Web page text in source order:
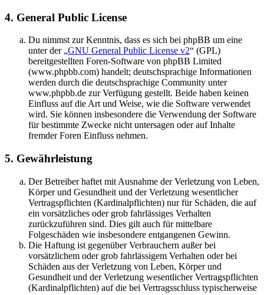
4. General Public License
Du nimmst zur Kenntnis, dass es sich bei phpBB um eine
unter der „GNU General Public License v2“ (GPL)
bereitgestellten Foren-Software von phpBB Limited
(www.phpbb.com) handelt; deutschsprachige Informationen
werden durch die deutschsprachige Community unter
www.phpbb.de zur Verfügung gestellt. Beide haben keinen
Einfluss auf die Art und Weise, wie die Software verwendet
wird. Sie können insbesondere die Verwendung der Software
für bestimmte Zwecke nicht untersagen oder auf Inhalte
fremder Foren Einfluss nehmen.
5. Gewährleistung
Der Betreiber haftet mit Ausnahme der Verletzung von Leben,
Körper und Gesundheit und der Verletzung wesentlicher
Vertragspflichten (Kardinalpflichten) nur für Schäden, die auf
ein vorsätzliches oder grob fahrlässiges Verhalten
zurückzuführen sind. Dies gilt auch für mittelbare
Folgeschäden wie insbesondere entgangenen Gewinn.
Die Haftung ist gegenüber Verbrauchern außer bei
vorsätzlichem oder grob fahrlässigem Verhalten oder bei
Schäden aus der Verletzung von Leben, Körper und
Gesundheit und der Verletzung wesentlicher Vertragspflichten
(Kardinalpflichten) auf die bei Vertragsschluss typischerweise